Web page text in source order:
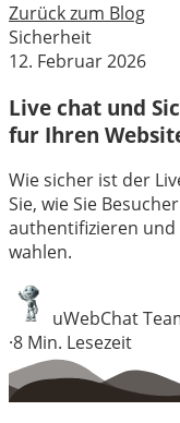
Zurück zum Blog
Sicherheit
12. Februar 2026
Live chat und
fur Ihren
Wie sicher ist der
Sie, wie Sie
authentifizieren und
wahlen.
uWebChat
·8 Min. Lesezeit